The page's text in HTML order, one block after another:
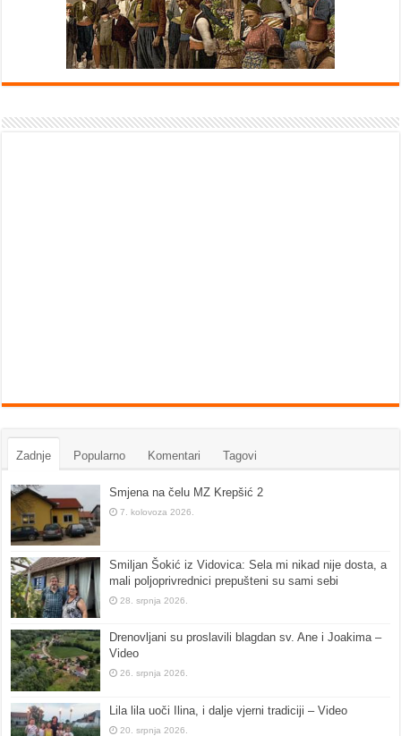
Zadnje Popularno Komentari Tagovi
Smjena na čelu MZ Krepšić 2
7. kolovoza 2026.
Smiljan Šokić iz Vidovica: Sela mi nikad nije dosta, a
mali poljoprivrednici prepušteni su sami sebi
28. srpnja 2026.
Drenovljani su proslavili blagdan sv. Ane i Joakima –
Video
26. srpnja 2026.
Lila lila uoči Ilina, i dalje vjerni tradiciji – Video
20. srpnja 2026.